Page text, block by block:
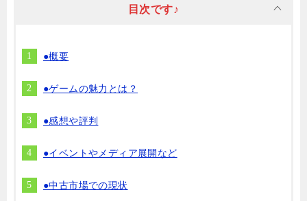
目次です♪
●概要
●ゲームの魅力とは？
●感想や評判
●イベントやメディア展開など
●中古市場での現状